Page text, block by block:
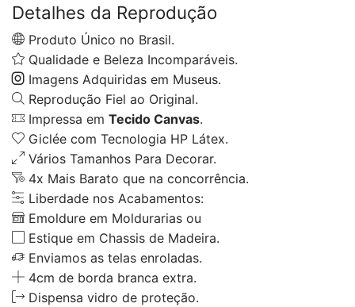
Detalhes da Reprodução
Produto Único no Brasil.
Qualidade e Beleza Incomparáveis.
Imagens Adquiridas em Museus.
Reprodução Fiel ao Original.
Impressa em Tecido Canvas.
Giclée com Tecnologia HP Látex.
Vários Tamanhos Para Decorar.
4x Mais Barato que na concorrência.
Liberdade nos Acabamentos:
Emoldure em Moldurarias ou
Estique em Chassis de Madeira.
Enviamos as telas enroladas.
4cm de borda branca extra.
Dispensa vidro de proteção.